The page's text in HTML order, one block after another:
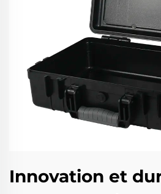
Innovation et